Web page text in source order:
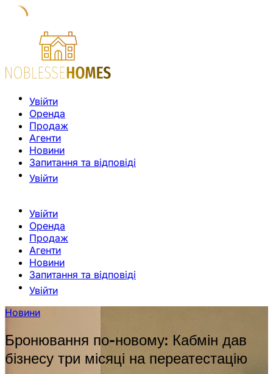
Увійти
Оренда
Продаж
Агенти
Новини
Запитання та відповіді
Увійти
Увійти
Оренда
Продаж
Агенти
Новини
Запитання та відповіді
Увійти
Новини
Бронювання по-новому: Кабмін дав
бізнесу три місяці на переатестацію